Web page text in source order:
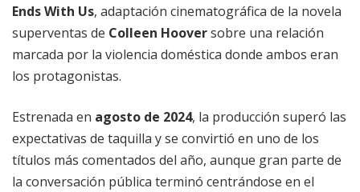
Ends With Us, adaptación cinematográfica de la novela
superventas de Colleen Hooversobre una relación
marcada por la violencia doméstica donde ambos eran
los protagonistas.
Estrenada en agosto de 2024, la producción superó las
expectativas de taquilla y se convirtió en uno de los
títulos más comentados del año, aunque gran parte de
la conversación pública terminó centrándose en el